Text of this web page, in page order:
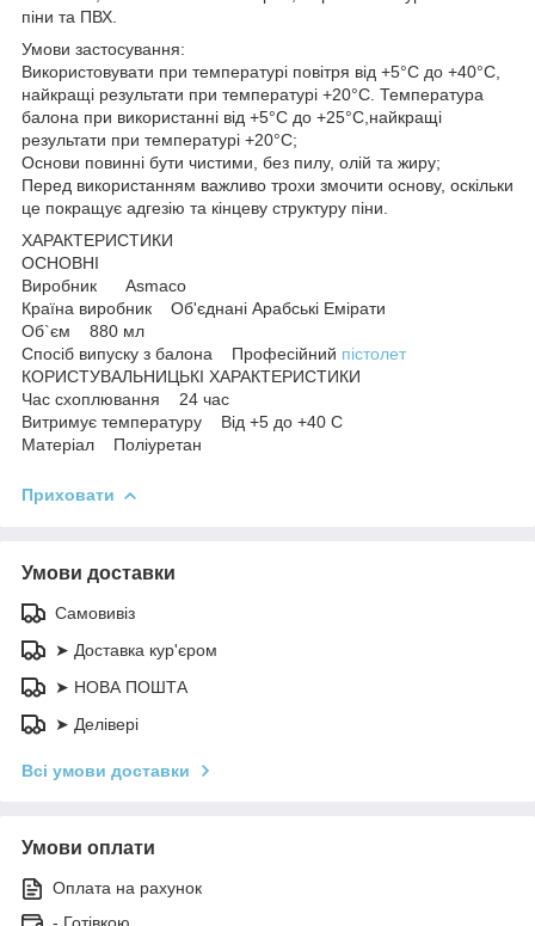
піни та ПВХ.
Умови застосування:
Використовувати при температурі повітря від +5°С до +40°С,
найкращі результати при температурі +20°С. Температура
балона при використанні від +5°С до +25°С,найкращі
результати при температурі +20°С;
Основи повинні бути чистими, без пилу, олій та жиру;
Перед використанням важливо трохи змочити основу, оскільки
це покращує адгезію та кінцеву структуру піни.
ХАРАКТЕРИСТИКИ
ОСНОВНІ
Виробник Asmaco
Країна виробник Об'єднані Арабські Емірати
Об`єм 880 мл
Спосіб випуску з балона Професійний пістолет
КОРИСТУВАЛЬНИЦЬКІ ХАРАКТЕРИСТИКИ
Час схоплювання 24 час
Витримує температуру Від +5 до +40 С
Матеріал Поліуретан
Приховати
Умови доставки
Самовивіз
➤ Доставка кур'єром
➤ НОВА ПОШТА
➤ Делівері
Всі умови доставки
Умови оплати
Оплата на рахунок
- Готівкою